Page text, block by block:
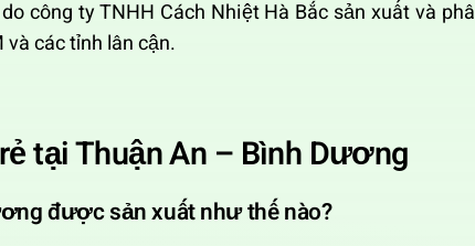
do công ty TNHH Cách Nhiệt Hà Bắc sản xuất và
các tỉnh lân cận.
tại Thuận An – Bình Dương
được sản xuất như thế nào?